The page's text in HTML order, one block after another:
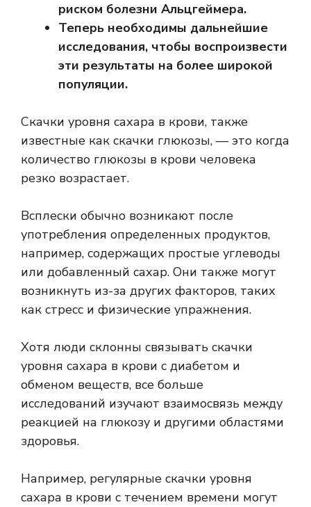
риском болезни Альцгеймера.
Теперь необходимы дальнейшие
исследования, чтобы воспроизвести
эти результаты на более широкой
популяции.
Скачки уровня сахара в крови, также
известные как скачки глюкозы, — это когда
количество глюкозы в крови человека
резко возрастает.
Всплески обычно возникают после
употребления определенных продуктов,
например, содержащих простые углеводы
или добавленный сахар. Они также могут
возникнуть из-за других факторов, таких
как стресс и физические упражнения.
Хотя люди склонны связывать скачки
уровня сахара в крови с диабетом и
обменом веществ, все больше
исследований изучают взаимосвязь между
реакцией на глюкозу и другими областями
здоровья.
Например, регулярные скачки уровня
сахара в крови с течением времени могут